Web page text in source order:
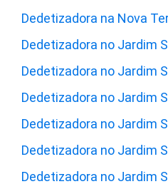
Dedetizadora na Nova
Dedetizadora no Jardim
Dedetizadora no Jardim
Dedetizadora no Jardim
Dedetizadora no Jardim
Dedetizadora no Jardim
Dedetizadora no Jardim